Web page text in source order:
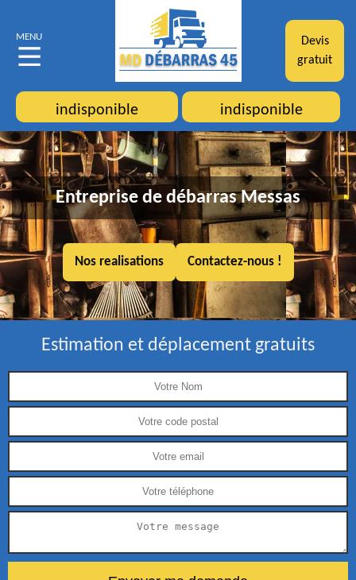
MENU
Devis
gratuit
indisponible indisponible
Entreprise de débarras Messas
Nos realisations Contactez-nous !
Estimation et déplacement gratuits